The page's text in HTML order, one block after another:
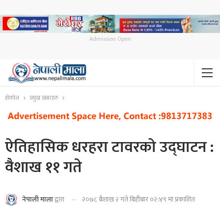
Admission Open
होमपेज प्रमुख खबरहरु
ऐतिहासिक धरहरा टावरको उद्घाटन :
वैशाख ११ गते
नेपाली मालाद्वारा २०७८ बैशाख २ गते बिहीबार ०२:४९ मा प्रकाशित